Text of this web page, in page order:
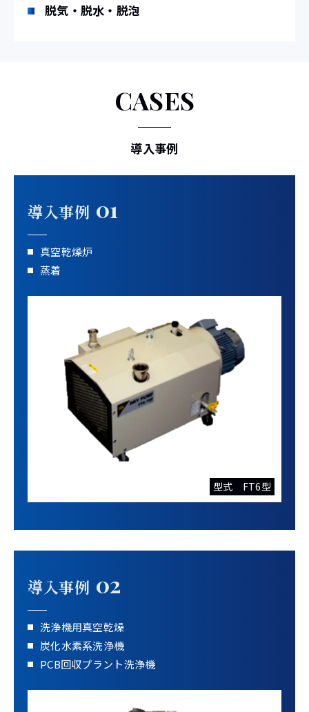
脱気・脱水・脱泡
CASES
導入事例
導入事例 01
真空乾燥炉
蒸着
型式 FT6型
導入事例 02
洗浄機用真空乾燥
炭化水素系洗浄機
PCB回収プラント洗浄機